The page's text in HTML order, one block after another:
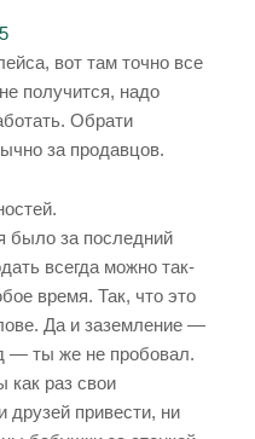
вот там точно все
получится, надо
Обрати
за продавцов.
было за последний
всегда можно так-
время. Так, что это
Да и заземление —
— ты же не пробовал.
как раз свои
друзей привести, ни